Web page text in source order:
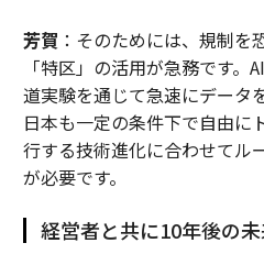
芳賀 ：そのためには、規制を
「特区」の活用が急務です
道実験を通じて急速にデータ
日本も一定の条件下で自由に
行する技術進化に合わせてル
が必要です。
経営者と共に10年後の